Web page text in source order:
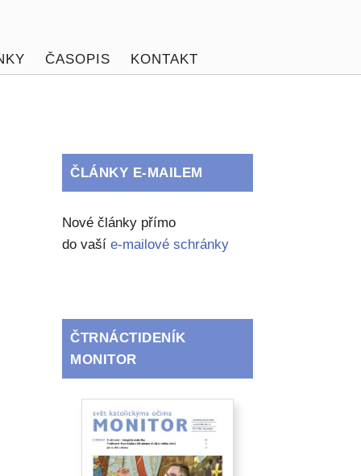
ČASOPIS KONTAKT
ČLÁNKY E-MAILEM
Nové články přímo
do vašíe-mailové schránky
ČTRNÁCTIDENÍK
MONITOR